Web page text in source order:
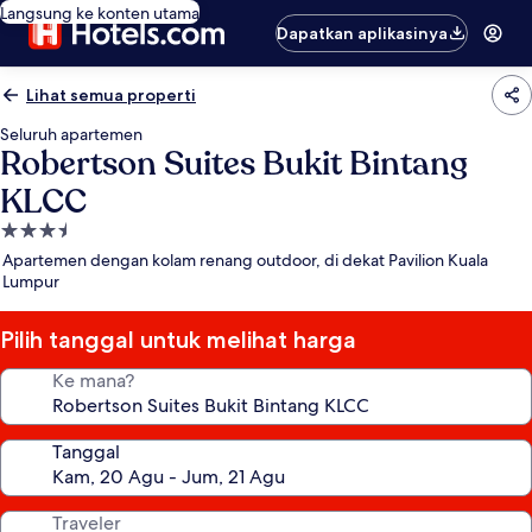
Langsung ke konten utama
Dapatkan aplikasinya
Lihat semua properti
Seluruh apartemen
Robertson Suites Bukit Bintang
KLCC
Properti
bintang
3.5
Apartemen dengan kolam renang outdoor, di dekat Pavilion Kuala
Lumpur
Pilih tanggal untuk melihat harga
Ke mana?
Tanggal
Traveler